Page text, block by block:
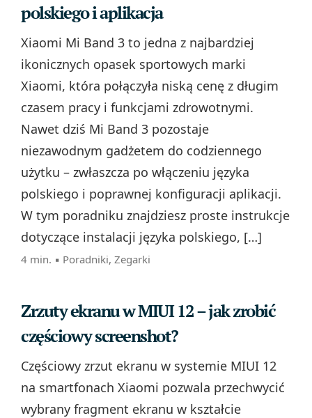
polskiego i aplikacja
Xiaomi Mi Band 3 to jedna z najbardziej
ikonicznych opasek sportowych marki
Xiaomi, która połączyła niską cenę z długim
czasem pracy i funkcjami zdrowotnymi.
Nawet dziś Mi Band 3 pozostaje
niezawodnym gadżetem do codziennego
użytku – zwłaszcza po włączeniu języka
polskiego i poprawnej konfiguracji aplikacji.
W tym poradniku znajdziesz proste instrukcje
dotyczące instalacji języka polskiego, […]
4 min. ▪ Poradniki, Zegarki
Zrzuty ekranu w MIUI 12 – jak zrobić
częściowy screenshot?
Częściowy zrzut ekranu w systemie MIUI 12
na smartfonach Xiaomi pozwala przechwycić
wybrany fragment ekranu w kształcie